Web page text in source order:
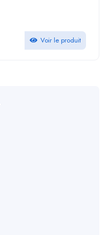
Voir le produit